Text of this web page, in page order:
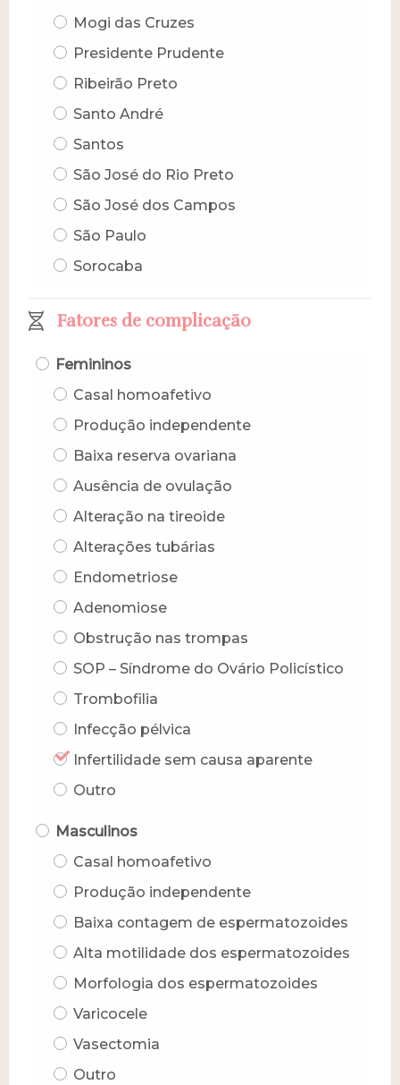
Mogi das Cruzes
Presidente Prudente
Ribeirão Preto
Santo André
Santos
São José do Rio Preto
São José dos Campos
São Paulo
Sorocaba
Fatores de complicação
Femininos
Casal homoafetivo
Produção independente
Baixa reserva ovariana
Ausência de ovulação
Alteração na tireoide
Alterações tubárias
Endometriose
Adenomiose
Obstrução nas trompas
SOP – Síndrome do Ovário Policístico
Trombofilia
Infecção pélvica
Infertilidade sem causa aparente
Outro
Masculinos
Casal homoafetivo
Produção independente
Baixa contagem de espermatozoides
Alta motilidade dos espermatozoides
Morfologia dos espermatozoides
Varicocele
Vasectomia
Outro